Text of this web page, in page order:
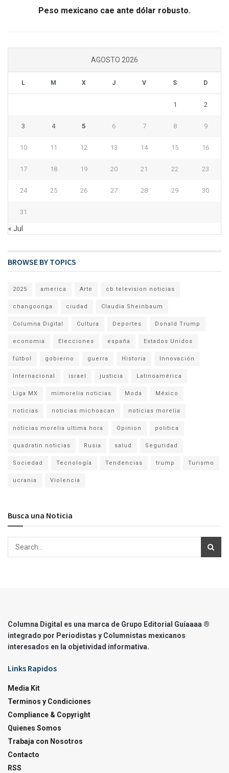
Peso mexicano cae ante dólar robusto.
AGOSTO 2026
L M X J V S D
1 2
3 4 5 6 7 8 9
10 11 12 13 14 15 16
17 18 19 20 21 22 23
24 25 26 27 28 29 30
31
« Jul
BROWSE BY TOPICS
2025 america Arte cb television noticias
changoonga ciudad Claudia Sheinbaum
Columna Digital Cultura Deportes Donald Trump
economia Elecciones españa Estados Unidos
fútbol gobierno guerra Historia Innovación
Internacional israel justicia Latinoamérica
Liga MX mimorelia noticias Moda México
noticias noticias michoacan noticias morelia
noticias morelia ultima hora Opinion politica
quadratin noticias Rusia salud Seguridad
Sociedad Tecnología Tendencias trump Turismo
ucrania Violencia
Busca una Noticia
Columna Digital es una marca de Grupo Editorial Guíaaaa ®
integrado por Periodistas y Columnistas mexicanos
interesados en la objetividad informativa.
Links Rapidos
Media Kit
Terminos y Condiciones
Compliance & Copyright
Quienes Somos
Trabaja con Nosotros
Contacto
RSS